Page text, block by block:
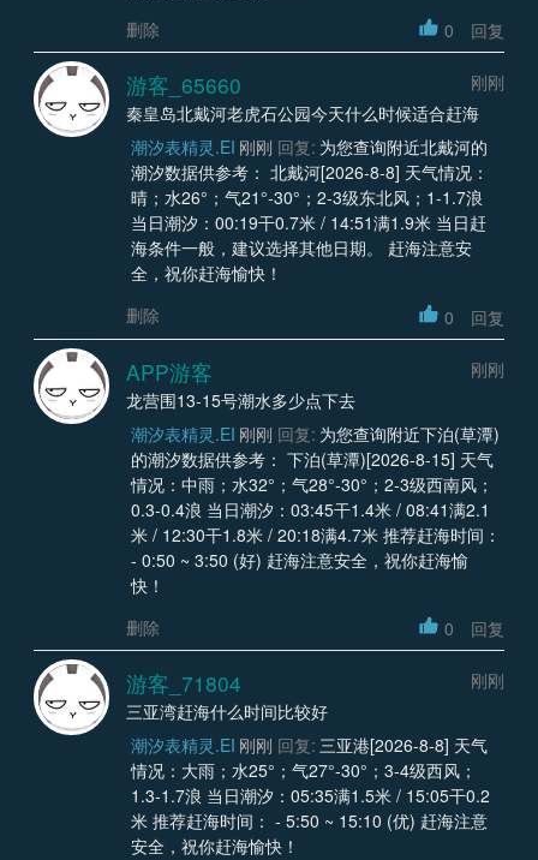
删除
0 回复
游客_65660
刚刚
秦皇岛北戴河老虎石公园今天什么时候适合赶海
潮汐表精灵.EI 刚刚 回复: 为您查询附近北戴河的
潮汐数据供参考： 北戴河[2026-8-8] 天气情况：
晴；水26°；气21°-30°；2-3级东北风；1-1.7浪
当日潮汐：00:19干0.7米 / 14:51满1.9米 当日赶
海条件一般，建议选择其他日期。 赶海注意安
全，祝你赶海愉快！
删除
0 回复
APP游客
刚刚
龙营围13-15号潮水多少点下去
潮汐表精灵.EI 刚刚 回复: 为您查询附近下泊(草潭)
的潮汐数据供参考： 下泊(草潭)[2026-8-15] 天气
情况：中雨；水32°；气28°-30°；2-3级西南风；
0.3-0.4浪 当日潮汐：03:45干1.4米 / 08:41满2.1
米 / 12:30干1.8米 / 20:18满4.7米 推荐赶海时间：
- 0:50 ~ 3:50 (好) 赶海注意安全，祝你赶海愉
快！
删除
0 回复
游客_71804
刚刚
三亚湾赶海什么时间比较好
潮汐表精灵.EI 刚刚 回复: 三亚港[2026-8-8] 天气
情况：大雨；水25°；气27°-30°；3-4级西风；
1.3-1.7浪 当日潮汐：05:35满1.5米 / 15:05干0.2
米 推荐赶海时间： - 5:50 ~ 15:10 (优) 赶海注意
安全，祝你赶海愉快！